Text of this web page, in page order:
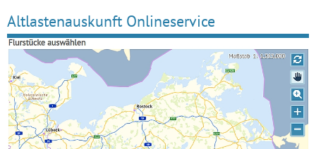
Altlastenauskunft Onlineservice